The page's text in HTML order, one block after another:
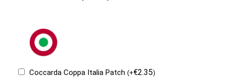
Coccarda Coppa Italia Patch(+€2.35)